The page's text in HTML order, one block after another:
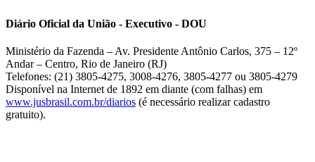
Diário Oficial da União - Executivo - DOU
Ministério da Fazenda – Av. Presidente Antônio Carlos, 375 – 12º
Andar – Centro, Rio de Janeiro (RJ)
Telefones: (21) 3805-4275, 3008-4276, 3805-4277 ou 3805-4279
Disponível na Internet de 1892 em diante (com falhas) em
www.jusbrasil.com.br/diarios (é necessário realizar cadastro
gratuito).